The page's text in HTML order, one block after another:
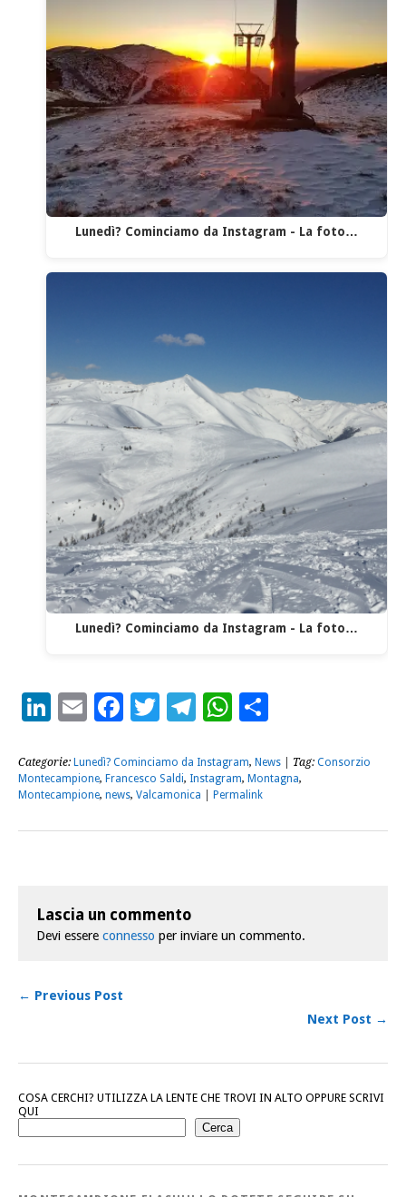
Lunedì? Cominciamo da Instagram - La foto…
Lunedì? Cominciamo da Instagram - La foto…
LinkedIn
EmailFacebook
Twitter
Telegram
WhatsApp
Categorie: Lunedì? Cominciamo da Instagram, News | Tag: Consorzio
Montecampione, Francesco Saldi, Instagram, Montagna,
Montecampione, news, Valcamonica Permalink
Lascia un commento
Devi essere connesso per inviare un commento.
← Previous Post
Next Post →
COSA CERCHI? UTILIZZA LA LENTE CHE TROVI IN ALTO OPPURE SCRIVI
QUI
Cerca